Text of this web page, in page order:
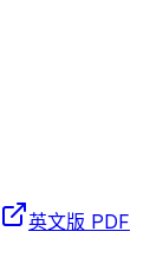
英文版 PDF